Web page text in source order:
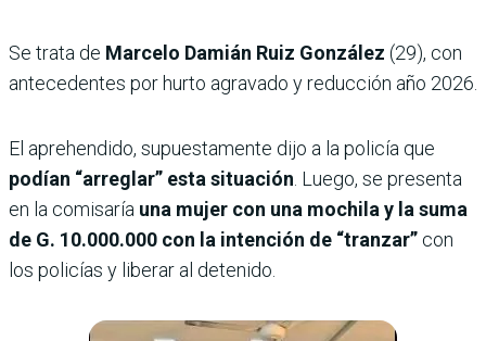
Se trata de Marcelo Damián Ruiz González (29), con
antecedentes por hurto agravado y reducción año 2026.
El aprehendido, supuestamente dijo a la policía que
podían “arreglar” esta situación . Luego, se presenta
en la comisaría una mujer con una mochila y la suma
de G. 10.000.000 con la intención de “tranzar” con
los policías y liberar al detenido.